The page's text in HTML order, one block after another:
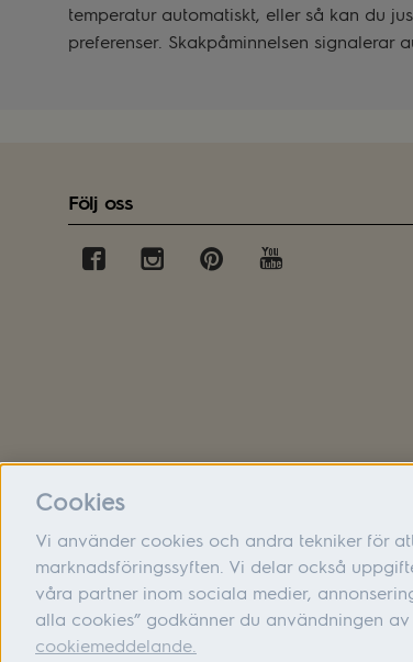
temperatur automatiskt, eller så kan du
preferenser. Skakpåminnelsen signalerar
Följ oss
Cookies
Vi använder cookies och andra tekniker för
marknadsföringssyften. Vi delar också
våra partner inom sociala medier,
alla cookies” godkänner du användningen
cookiemeddelande.